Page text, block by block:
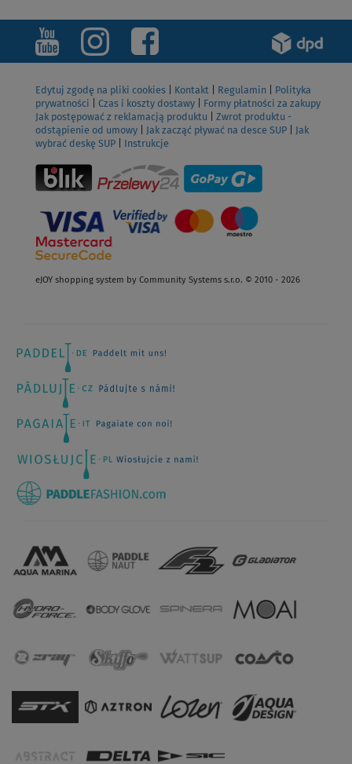
Edytuj zgodę na pliki cookies Kontakt Regulamin
Polityka
prywatności
Czas i koszty dostawy
Formy płatności za zakupy
Jak postępować z reklamacją produktu
Zwrot produktu -
odstąpienie od umowy
Jak zacząć pływać na desce SUP
Jak
wybrać deskę SUP
Instrukcje
eJOY shopping system by Community Systems s.r.o. © 2010 - 2026